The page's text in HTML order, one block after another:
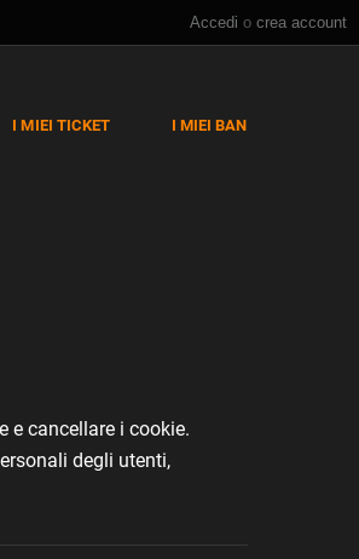
Accedi o crea account
I MIEI TICKET I MIEI BAN
e cancellare i cookie.
degli utenti,